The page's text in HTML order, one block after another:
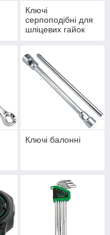
Ключі
серпоподібні для
шліцевих гайок
Ключі балонні